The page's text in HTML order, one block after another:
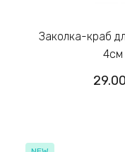
Заколка-краб для волос из металла
4см